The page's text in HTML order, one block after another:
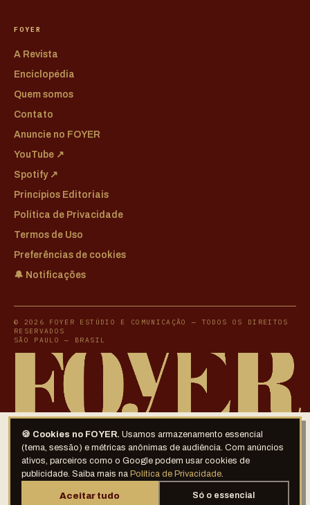
🍪 Cookies no FOYER. Usamos armazenamento essencial
(tema, sessão) e métricas anônimas de audiência. Com anúncios
ativos, parceiros como o Google podem usar cookies de
publicidade. Saiba mais na Política de Privacidade.
Aceitar tudo Só o essencial
FOYER
A Revista
Enciclopédia
Quem somos
Contato
Anuncie no FOYER
YouTube ↗
Spotify ↗
Princípios Editoriais
Política de Privacidade
Termos de Uso
Preferências de cookies
🔔 Notificações
© 2026 FOYER ESTÚDIO E COMUNICAÇÃO — TODOS OS DIREITOS
RESERVADOS
SÃO PAULO — BRASIL